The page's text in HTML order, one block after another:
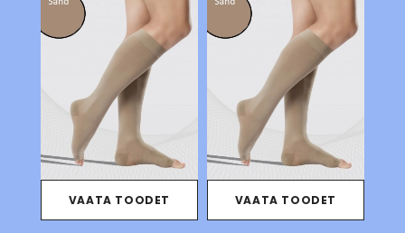
VAATA TOODET VAATA TOODET